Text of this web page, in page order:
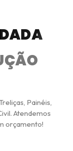
Painéis,
Atendemos
orçamento!